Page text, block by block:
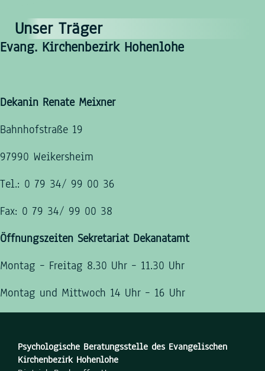
Unser Träger
Evang. Kirchenbezirk Hohenlohe
Dekanin Renate Meixner
Bahnhofstraße 19
97990 Weikersheim
Tel.: 0 79 34/ 99 00 36
Fax: 0 79 34/ 99 00 38
Öffnungszeiten Sekretariat Dekanatamt
Montag – Freitag 8.30 Uhr – 11.30 Uhr
Montag und Mittwoch 14 Uhr – 16 Uhr
Psychologische Beratungsstelle des Evangelischen
Kirchenbezirk Hohenlohe